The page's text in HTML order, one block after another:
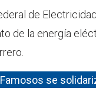
de
de la energía
Famosos se